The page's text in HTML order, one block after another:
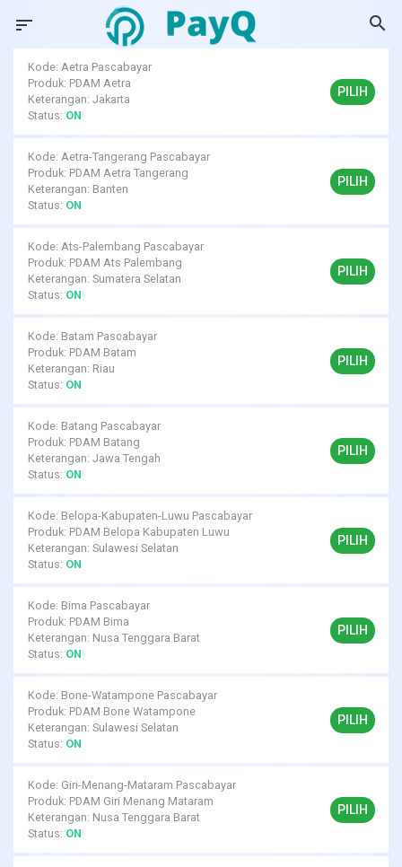
sort search
Kode: Aetra Pascabayar
Produk: PDAM Aetra
Keterangan: Jakarta
Status: ON
PILIH
Kode: Aetra-Tangerang Pascabayar
Produk: PDAM Aetra Tangerang
Keterangan: Banten
Status: ON
PILIH
Kode: Ats-Palembang Pascabayar
Produk: PDAM Ats Palembang
Keterangan: Sumatera Selatan
Status: ON
PILIH
Kode: Batam Pascabayar
Produk: PDAM Batam
Keterangan: Riau
Status: ON
PILIH
Kode: Batang Pascabayar
Produk: PDAM Batang
Keterangan: Jawa Tengah
Status: ON
PILIH
Kode: Belopa-Kabupaten-Luwu Pascabayar
Produk: PDAM Belopa Kabupaten Luwu
Keterangan: Sulawesi Selatan
Status: ON
PILIH
Kode: Bima Pascabayar
Produk: PDAM Bima
Keterangan: Nusa Tenggara Barat
Status: ON
PILIH
Kode: Bone-Watampone Pascabayar
Produk: PDAM Bone Watampone
Keterangan: Sulawesi Selatan
Status: ON
PILIH
Kode: Giri-Menang-Mataram Pascabayar
Produk: PDAM Giri Menang Mataram
Keterangan: Nusa Tenggara Barat
Status: ON
PILIH